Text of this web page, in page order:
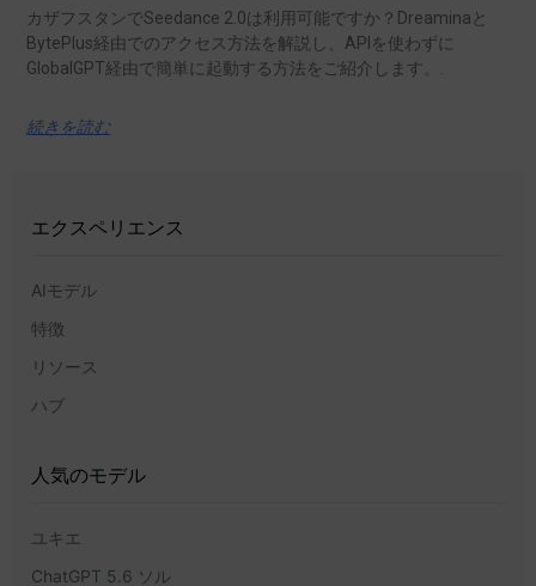
カザフスタンでSeedance 2.0は利用可能ですか？Dreaminaと
BytePlus経由でのアクセス方法を解説し、APIを使わずに
GlobalGPT経由で簡単に起動する方法をご紹介します。.
続きを読む
エクスペリエンス
AIモデル
特徴
リソース
ハブ
人気のモデル
ユキエ
ChatGPT 5.6 ソル